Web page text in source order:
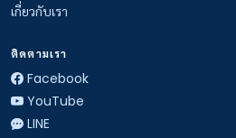
เกี่ยวกับเรา
ติดตามเรา
Facebook
YouTube
LINE